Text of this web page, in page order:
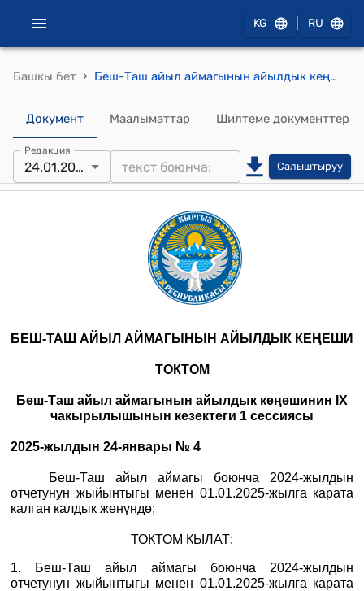
KG RU
Башкы бет › Беш-Таш айыл аймагынын айылдык кеңешинин 2025-жылдын 24-январындагы № 4 "Беш-Таш айыл аймагы боюнча 2024-жылдын отчетунун жыйынтыгы менен 01.01.2025-жылга карата калган калдык жөнүндө" токтому
Документ Маалыматтар Шилтеме документтер
Редакция
24.01.2025 Салыштыруу